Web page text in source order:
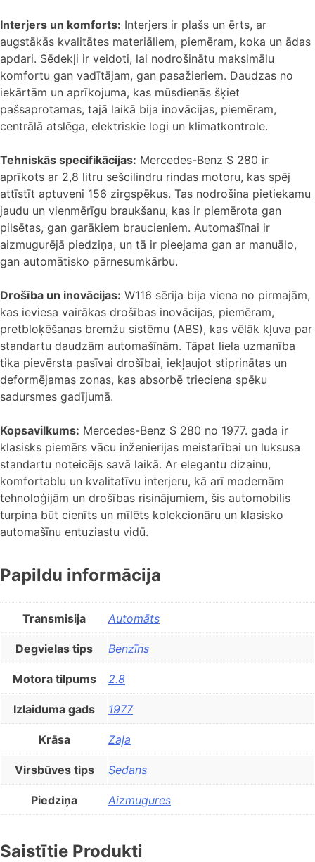
Interjers un komforts: Interjers ir plašs un ērts, ar
augstākās kvalitātes materiāliem, piemēram, koka un ādas
apdari. Sēdekļi ir veidoti, lai nodrošinātu maksimālu
komfortu gan vadītājam, gan pasažieriem. Daudzas no
iekārtām un aprīkojuma, kas mūsdienās šķiet
pašsaprotamas, tajā laikā bija inovācijas, piemēram,
centrālā atslēga, elektriskie logi un klimatkontrole.
Tehniskās specifikācijas: Mercedes-Benz S 280 ir
aprīkots ar 2,8 litru sešcilindru rindas motoru, kas spēj
attīstīt aptuveni 156 zirgspēkus. Tas nodrošina pietiekamu
jaudu un vienmērīgu braukšanu, kas ir piemērota gan
pilsētas, gan garākiem braucieniem. Automašīnai ir
aizmugurējā piedziņa, un tā ir pieejama gan ar manuālo,
gan automātisko pārnesumkārbu.
Drošība un inovācijas: W116 sērija bija viena no pirmajām,
kas ieviesa vairākas drošības inovācijas, piemēram,
pretbloķēšanas bremžu sistēmu (ABS), kas vēlāk kļuva par
standartu daudzām automašīnām. Tāpat liela uzmanība
tika pievērsta pasīvai drošībai, iekļaujot stiprinātas un
deformējamas zonas, kas absorbē trieciena spēku
sadursmes gadījumā.
Kopsavilkums: Mercedes-Benz S 280 no 1977. gada ir
klasisks piemērs vācu inženierijas meistarībai un luksusa
standartu noteicējs savā laikā. Ar elegantu dizainu,
komfortablu un kvalitatīvu interjeru, kā arī modernām
tehnoloģijām un drošības risinājumiem, šis automobilis
turpina būt cienīts un mīlēts kolekcionāru un klasisko
automašīnu entuziastu vidū.
Papildu informācija
Transmisija Automāts
Degvielas tips Benzīns
Motora tilpums 2.8
Izlaiduma gads 1977
Krāsa Zaļa
Virsbūves tips Sedans
Piedziņa Aizmugures
Saistītie Produkti